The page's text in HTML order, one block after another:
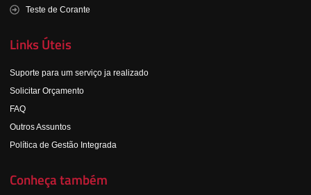
Teste de Corante
Links Úteis
Suporte para um serviço ja realizado
Solicitar Orçamento
FAQ
Outros Assuntos
Política de Gestão Integrada
Conheça também